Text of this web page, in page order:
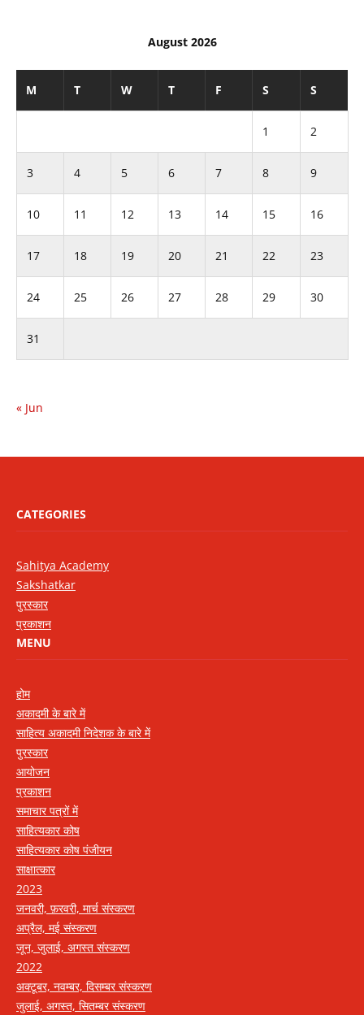
August 2026
M T W T F S S
1 2
3 4 5 6 7 8 9
10 11 12 13 14 15 16
17 18 19 20 21 22 23
24 25 26 27 28 29 30
31
« Jun
CATEGORIES
Sahitya Academy
Sakshatkar
पुरस्कार
प्रकाशन
MENU
होम
अकादमी के बारे में
साहित्य अकादमी निदेशक के बारे में
पुरस्कार
आयोजन
प्रकाशन
समाचार पत्रों में
साहित्यकार कोष
साहित्यकार कोष पंजीयन
साक्षात्कार
2023
जनवरी, फ़रवरी, मार्च संस्करण
अप्रैल, मई संस्करण
जून, जुलाई, अगस्त संस्करण
2022
अक्टूबर, नवम्बर, दिसम्बर संस्करण
जुलाई, अगस्त, सितम्बर संस्करण